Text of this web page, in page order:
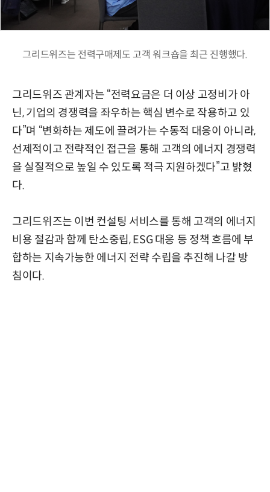
그리드위즈는 전력구매제도 고객 워크숍을 최근 진행했다.
그리드위즈 관계자는 “전력요금은 더 이상 고정비가 아
닌, 기업의 경쟁력을 좌우하는 핵심 변수로 작용하고 있
다”며 “변화하는 제도에 끌려가는 수동적 대응이 아니라,
선제적이고 전략적인 접근을 통해 고객의 에너지 경쟁력
을 실질적으로 높일 수 있도록 적극 지원하겠다”고 밝혔
다.
그리드위즈는 이번 컨설팅 서비스를 통해 고객의 에너지
비용 절감과 함께 탄소중립, ESG 대응 등 정책 흐름에 부
합하는 지속가능한 에너지 전략 수립을 추진해 나갈 방
침이다.